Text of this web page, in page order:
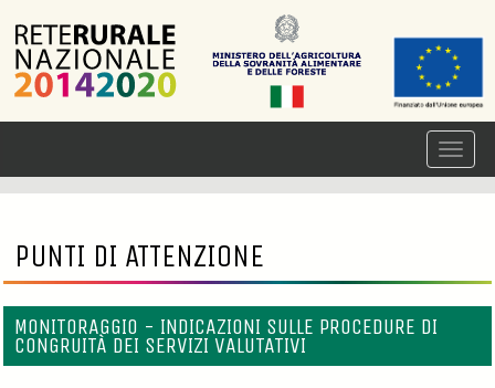
PUNTI DI ATTENZIONE
MONITORAGGIO - INDICAZIONI SULLE PROCEDURE DI
CONGRUITÀ DEI SERVIZI VALUTATIVI